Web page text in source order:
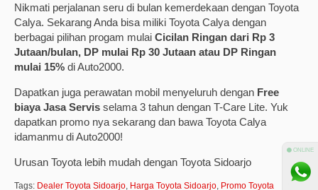
Nikmati perjalanan seru di bulan kemerdekaan dengan Toyota
Calya. Sekarang Anda bisa miliki Toyota Calya dengan
berbagai pilihan progam mulai Cicilan Ringan dari Rp 3
Jutaan/bulan, DP mulai Rp 30 Jutaan atau DP Ringan
mulai 15% di Auto2000.
Dapatkan juga perawatan mobil menyeluruh dengan Free
biaya Jasa Servis selama 3 tahun dengan T-Care Lite. Yuk
dapatkan promo nya sekarang dan bawa Toyota Calya
idamanmu di Auto2000!
Urusan Toyota lebih mudah dengan Toyota Sidoarjo
Tags: Dealer Toyota Sidoarjo, Harga Toyota Sidoarjo, Promo Toyota
⚫ ONLINE